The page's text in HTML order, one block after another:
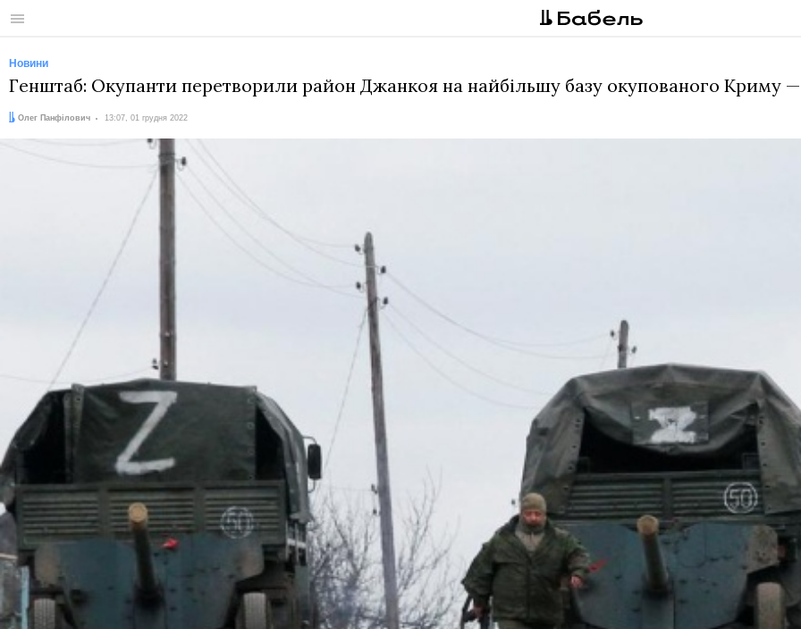
Меню
Новини
Генштаб: Окупанти перетворили район Джанкоя на найбільшу базу окупованого Криму
Автор:
Олег Панфілович
Дата: 13:07, 01 грудня 2022